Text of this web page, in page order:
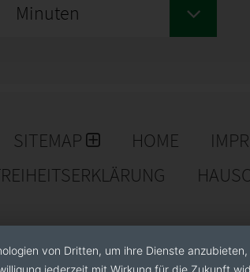
Minuten
SITEMAP HOME
von Dritten, um ihre Dienste
jederzeit mit Wirkung für die Zukunft